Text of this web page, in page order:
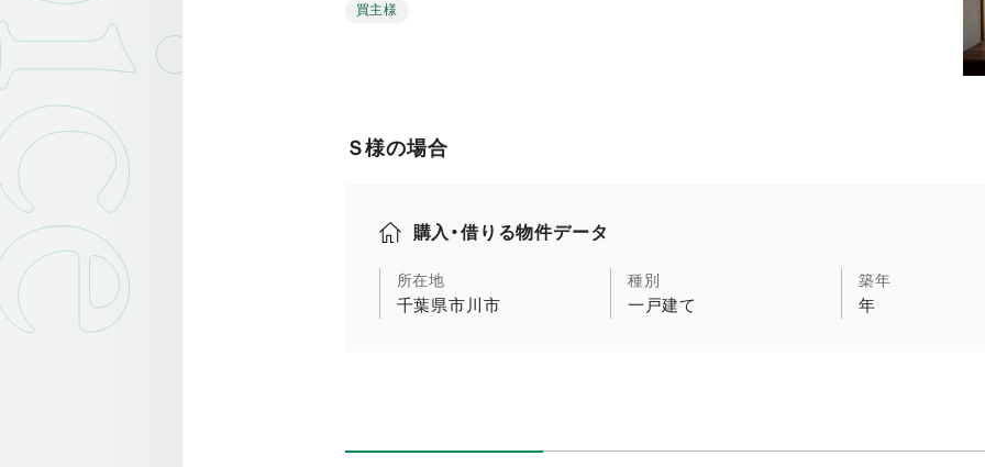
買主様
Ｓ様の場合
購入・借りる物件データ
所在地
千葉県市川市
種別
一戸建て
築年
年